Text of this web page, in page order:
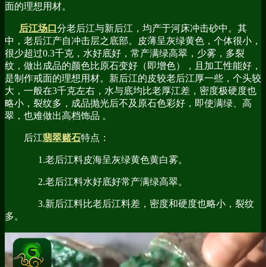
面的理想用材。
后江场口 分老后江与新后江，均产于河床冲击砂中。其
中，老后江产自冲击层之底部。皮薄呈灰绿黄色，个体很小，
很少超过0.3千克，水好底好，常产满绿高翠，少雾，多裂
纹，做出成品的颜色比原石变好（即增色），且加工性能好，
是制作戒面的理想用材。新后江的皮较老后江厚一些，个头较
大，一般在3千克左右，水与底均比老厚江差，密度极硬度也
略小，裂纹多，成品抛光后不及原石色彩好，即使满绿、高
翠，也难做出高档饰品 。
后江翡翠赌石特点：
1.老后江料皮海呈灰绿黄色黄白雾。
2.老后江料水好底好常产满绿高翠。
3.新后江料比老后江料差，密度和硬度也略小，裂纹
多。